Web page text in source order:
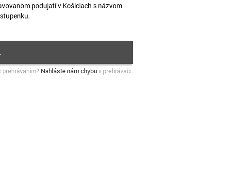
podujatí v Košiciach s názvom
prehrávaním? Nahláste nám chybu v prehrávači.